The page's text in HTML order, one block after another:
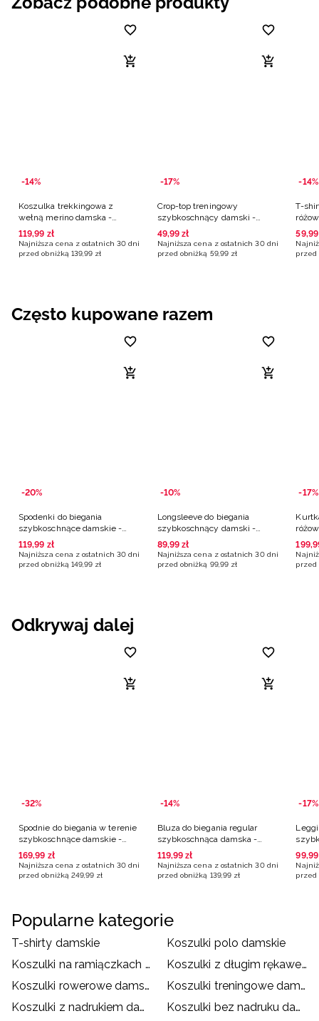
-14%
Koszulka trekkingowa z
wełną merino damska -
różowa
119,99 zł
Najniższa cena z ostatnich 30 dni
przed obniżką 139,99 zł
-17%
Crop-top treningowy
szybkoschnący damski -
różowy
49,99 zł
Najniższa cena z ostatnich 30 dni
przed obniżką 59,99 zł
-14%
T-
59,99
przed
Często kupowane razem
-20%
Spodenki do biegania
szybkoschnące damskie -
różowe
119,99 zł
Najniższa cena z ostatnich 30 dni
przed obniżką 149,99 zł
-10%
Longsleeve do biegania
szybkoschnący damski -
czarny
89,99 zł
Najniższa cena z ostatnich 30 dni
przed obniżką 99,99 zł
-17%
199,
przed
Odkrywaj dalej
-32%
Spodnie do biegania w terenie
szybkoschnące damskie -
granatowe
169,99 zł
Najniższa cena z ostatnich 30 dni
przed obniżką 249,99 zł
-14%
Bluza do biegania regular
szybkoschnąca damska -
czerwona
119,99 zł
Najniższa cena z ostatnich 30 dni
przed obniżką 139,99 zł
-17%
99,99
przed
Popularne kategorie
T-shirty damskie
Koszulki polo damskie
Koszulki na ramiączkach damskie
Koszulki z długim rękawem damskie
Koszulki rowerowe damskie
Koszulki treningowe damskie
Koszulki z nadrukiem damskie
Koszulki bez nadruku damskie